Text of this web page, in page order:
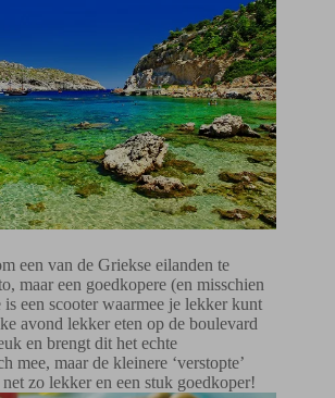
een van de Griekse eilanden te
maar een goedkopere (en misschien
een scooter waarmee je lekker kunt
avond lekker eten op de boulevard
en brengt dit het echte
mee, maar de kleinere ‘verstopte’
zo lekker en een stuk goedkoper!